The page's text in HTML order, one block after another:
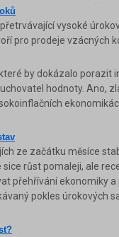
vysoké
pro prodeje vzácných
by dokázalo porazit
hodnoty. Ano,
ze začátku měsíce
sice růst pomaleji, ale
přehřívání ekonomiky
pokles úrokových